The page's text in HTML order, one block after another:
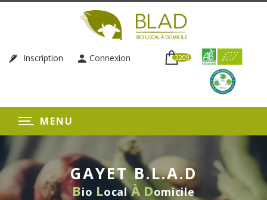
Inscription Connexion 3209
MENU
GAYET B.L.A.D
Bio LocalÀ Domicile